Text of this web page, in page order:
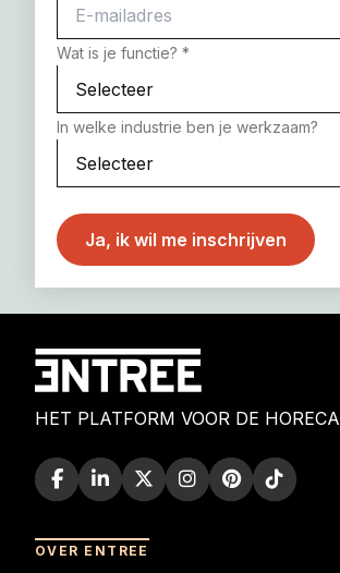
Wat is je functie? *
In welke industrie ben je werkzaam?
HET PLATFORM VOOR DE HORECA
OVER ENTREE